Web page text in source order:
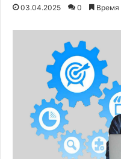
03.04.2025 0 Время